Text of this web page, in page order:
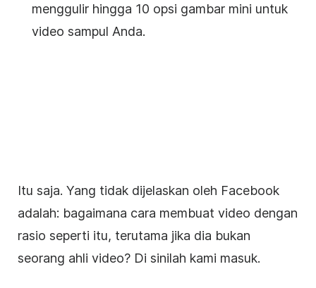
menggulir hingga 10 opsi gambar mini untuk
video sampul Anda.
Itu saja. Yang tidak dijelaskan oleh Facebook
adalah: bagaimana cara membuat video dengan
rasio seperti itu, terutama jika dia bukan
seorang ahli video? Di sinilah kami masuk.